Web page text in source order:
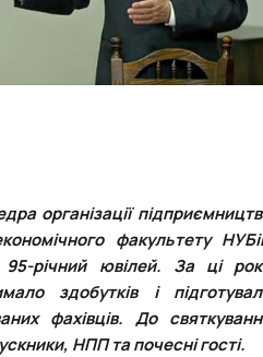
лідерських навичок жінок
забезпечення рівності у …
організації
факультету
95-річний ювілей. За ці
здобутків і
фахівців. До
НПП та почесні гості.